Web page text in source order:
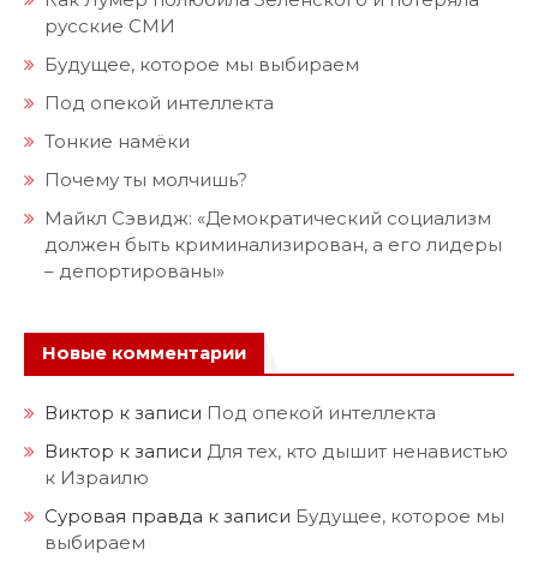
русские СМИ
Будущее, которое мы выбираем
Под опекой интеллекта
Тонкие намёки
Почему ты молчишь?
Майкл Сэвидж: «Демократический социализм
должен быть криминализирован, а его лидеры
– депортированы»
Новые комментарии
Виктор к записи Под опекой интеллекта
Виктор к записи Для тех, кто дышит ненавистью
к Израилю
Суровая правда к записи Будущее, которое мы
выбираем